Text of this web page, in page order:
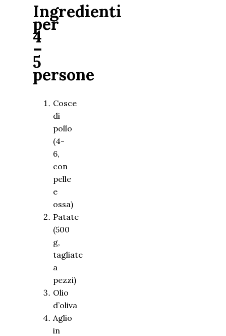
Ingredienti
per
4
–
5
persone
Cosce
di
pollo
(4-
6,
con
pelle
e
ossa)
Patate
(500
g,
tagliate
a
pezzi)
Olio
d’oliva
Aglio
in